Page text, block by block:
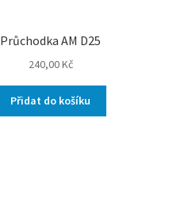
Průchodka AM D25
240,00Kč
Přidat do košíku